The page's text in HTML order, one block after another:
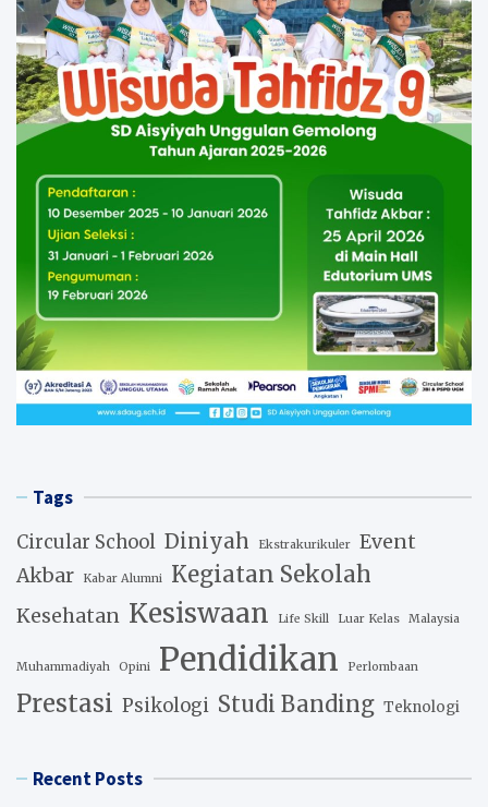
Tags
Circular School Diniyah Ekstrakurikuler
Event
Akbar
Kabar Alumni Kegiatan Sekolah
Kesehatan Kesiswaan Life Skill Luar Kelas Malaysia
Muhammadiyah Opini Pendidikan Perlombaan
Prestasi Psikologi Studi Banding Teknologi
Recent Posts